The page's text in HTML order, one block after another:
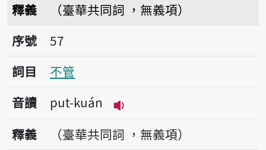
釋義
（臺華共同詞 ，無義項）
序號57不管
序號
57
詞目
不管
音讀
put-kuán
播放音讀put-kuán
釋義
（臺華共同詞 ，無義項）